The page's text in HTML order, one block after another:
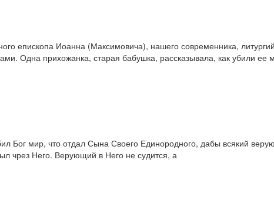
епископа Иоанна (Максимовича), нашего современника,
Одна прихожанка, старая бабушка, рассказывала, как убили
Бог мир, что отдал Сына Своего Единородного, дабы всякий
чрез Него. Верующий в Него не судится, а